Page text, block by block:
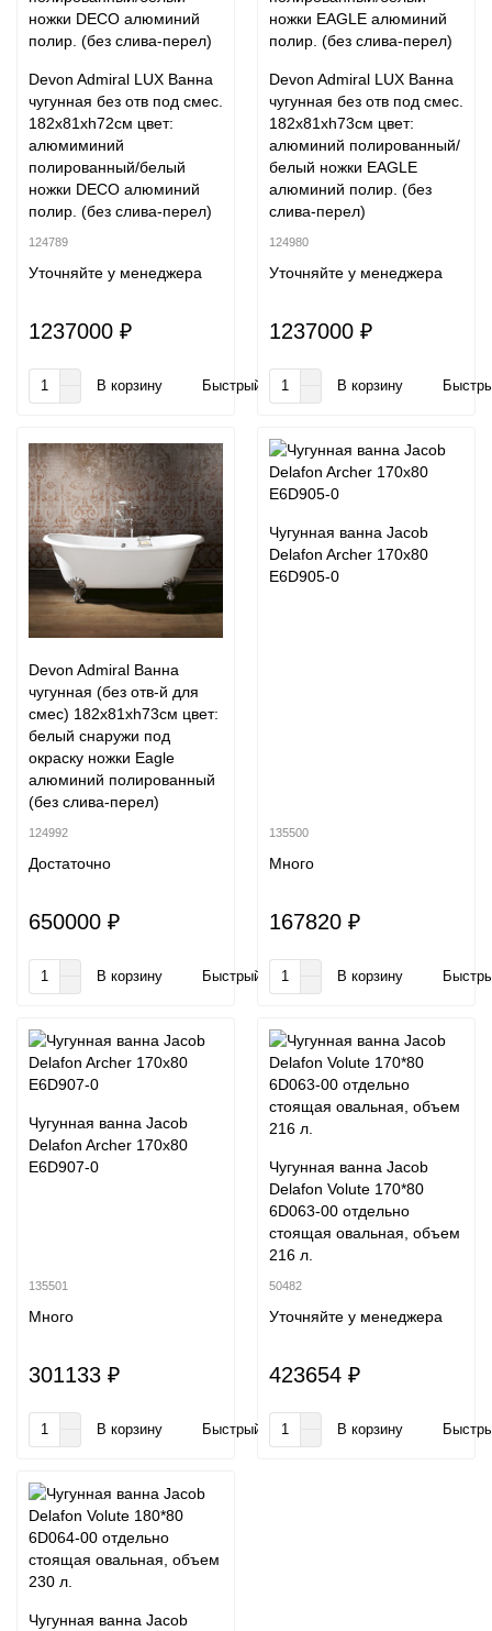
Devon Admiral LUX Ванна
чугунная без отв под смес.
182х81хh72см цвет:
алюмиминий
полированный/белый
ножки DECO алюминий
полир. (без слива-перел)
124789
Уточняйте у менеджера
1237000 ₽
В корзину Быстрый заказ
Devon Admiral LUX Ванна
чугунная без отв под смес.
182х81хh73см цвет:
алюминий полированный/
белый ножки EAGLE
алюминий полир. (без
слива-перел)
124980
Уточняйте у менеджера
1237000 ₽
В корзину
Devon Admiral Ванна
чугунная (без отв-й для
смес) 182х81хh73см цвет:
белый снаружи под
окраску ножки Eagle
алюминий полированный
(без слива-перел)
124992
Достаточно
650000 ₽
В корзину Быстрый заказ
Чугунная ванна Jacob
Delafon Archer 170x80
E6D905-0
135500
Много
167820 ₽
В корзину
Чугунная ванна Jacob
Delafon Archer 170х80
E6D907-0
135501
Много
301133 ₽
В корзину Быстрый заказ
Чугунная ванна Jacob
Delafon Volute 170*80
6D063-00 отдельно
стоящая овальная, объем
216 л.
50482
Уточняйте у менеджера
423654 ₽
В корзину
Чугунная ванна Jacob